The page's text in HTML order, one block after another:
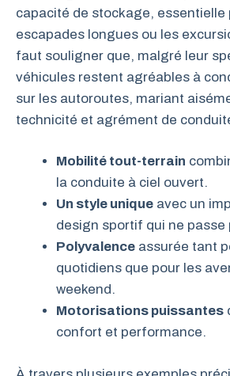
capacité de stockage, essentielle
escapades longues ou les
faut souligner que, malgré leur
véhicules restent agréables à
sur les autoroutes, mariant
technicité et agrément de
Mobilité tout-terrain
la conduite à ciel ouvert.
Un style unique avec un
design sportif qui ne passe
Polyvalence assurée tant
quotidiens que pour les
weekend.
Motorisations puissantes
confort et performance.